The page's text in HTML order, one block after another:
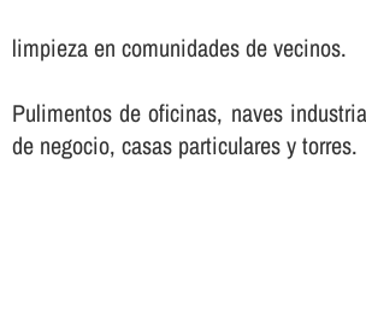
limpieza en comunidades de vecinos.
Pulimentos de oficinas, naves
de negocio, casas particulares y torres.